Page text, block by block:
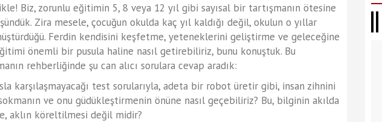
Biz, zorunlu eğitimin 5, 8 veya 12 yıl gibi sayısal bir tartışmanın ötesine
Zira mesele, çocuğun okulda kaç yıl kaldığı değil, okulun o yıllar
Ferdin kendisini keşfetme, yeteneklerini geliştirme ve geleceğine
önemli bir pusula haline nasıl getirebiliriz, bunu konuştuk. Bu
rehberliğinde şu can alıcı sorulara cevap aradık:
karşılaşmayacağı test sorularıyla, adeta bir robot üretir gibi, insan zihnini
ve onu güdükleştirmenin önüne nasıl geçebiliriz? Bu, bilginin akılda
aklın köreltilmesi değil midir?